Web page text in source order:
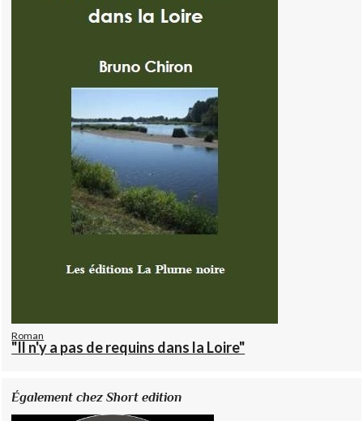
Roman
"Il n'y a pas de requins dans la Loire"
Également chez Short edition